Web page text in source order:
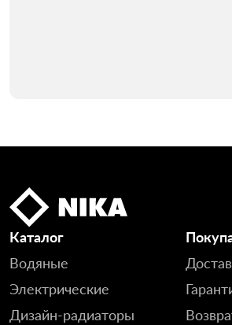
Каталог
Водяные
Электрические
Дизайн-радиаторы